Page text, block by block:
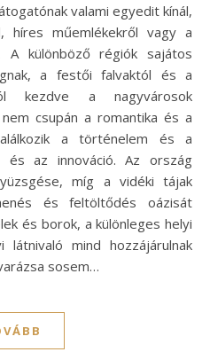
valami egyedit kínál,
híres műemlékekről vagy a
A különböző régiók sajátos
a festői falvaktól és a
kezdve a nagyvárosok
csupán a romantika és a
a történelem és a
és az innováció. Az ország
míg a vidéki tájak
és feltöltődés oázisát
és borok, a különleges helyi
mind hozzájárulnak
sosem…